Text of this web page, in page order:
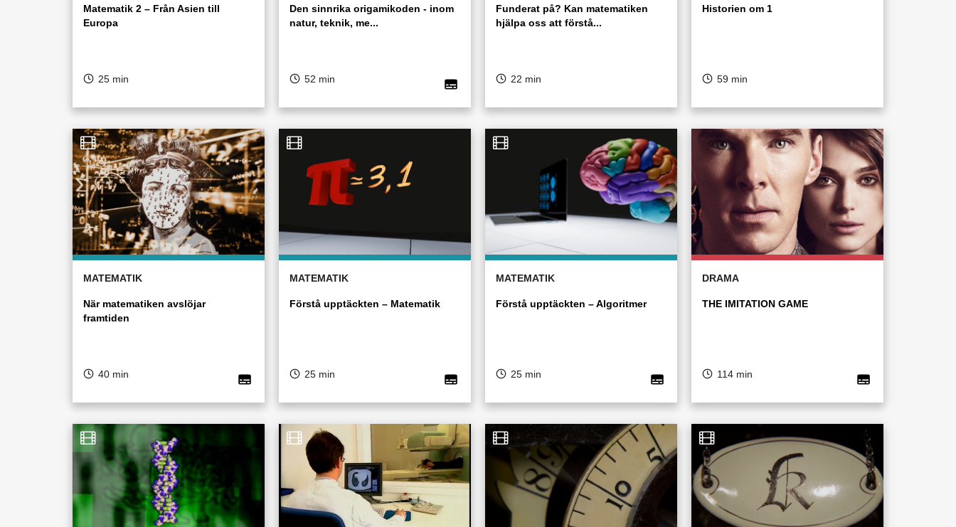
Matematik 2 – Från Asien till
Europa
25 min
Den sinnrika origamikoden - inom
natur, teknik, me...
52 min
Funderat på? Kan matematiken
hjälpa oss att förstå...
22 min
Historien om 1
59 min
MATEMATIK
När matematiken avslöjar
framtiden
40 min
MATEMATIK
Förstå upptäckten – Matematik
25 min
MATEMATIK
Förstå upptäckten – Algoritmer
25 min
DRAMA
THE IMITATION GAME
114 min